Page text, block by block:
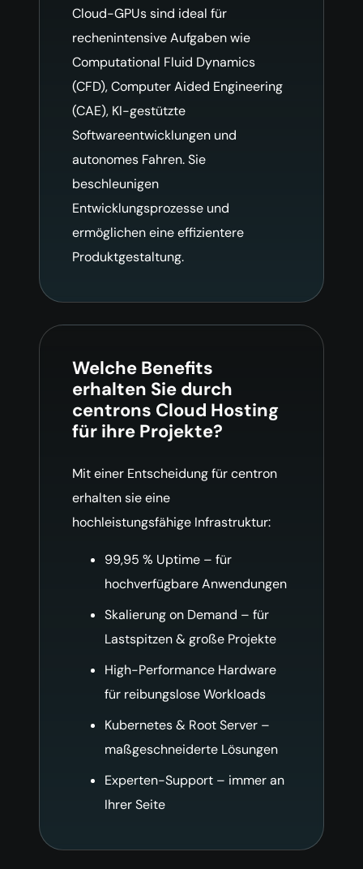
Cloud-GPUs sind ideal für
rechenintensive Aufgaben wie
Computational Fluid Dynamics
(CFD), Computer Aided Engineering
(CAE), KI-gestützte
Softwareentwicklungen und
autonomes Fahren. Sie
beschleunigen
Entwicklungsprozesse und
ermöglichen eine effizientere
Produktgestaltung.
Welche Benefits
erhalten Sie durch
centrons Cloud Hosting
für ihre Projekte?
Mit einer Entscheidung für centron
erhalten sie eine
hochleistungsfähige Infrastruktur:
99,95 % Uptime – für
hochverfügbare Anwendungen
Skalierung on Demand – für
Lastspitzen & große Projekte
High-Performance Hardware
für reibungslose Workloads
Kubernetes & Root Server –
maßgeschneiderte Lösungen
Experten-Support – immer an
Ihrer Seite